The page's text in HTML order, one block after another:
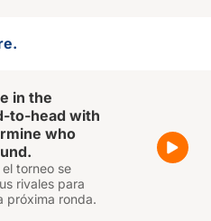
in the
to-head with
who
torneo se
rivales para
próxima ronda.